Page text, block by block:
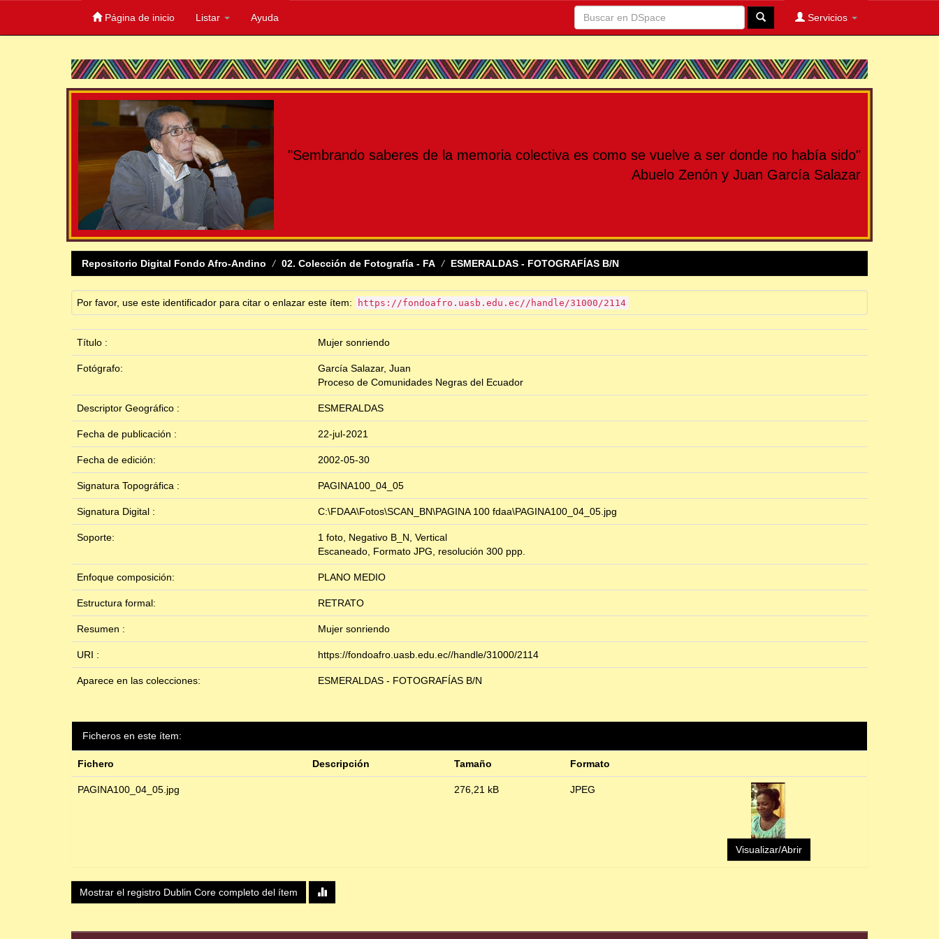
Página de inicio Listar Ayuda Servicios
"Sembrando saberes de la memoria colectiva es como se vuelve a ser donde no había sido"
Abuelo Zenón y Juan García Salazar
Repositorio Digital Fondo Afro-Andino 02. Colección de Fotografía - FA ESMERALDAS - FOTOGRAFÍAS B/N
Por favor, use este identificador para citar o enlazar este ítem: https://fondoafro.uasb.edu.ec//handle/31000/2114
Título : Mujer sonriendo
Fotógrafo:
García Salazar, Juan
Proceso de Comunidades Negras del Ecuador
Descriptor Geográfico : ESMERALDAS
Fecha de publicación : 22-jul-2021
Fecha de edición: 2002-05-30
Signatura Topográfica : PAGINA100_04_05
Signatura Digital : C:\FDAA\Fotos\SCAN_BN\PAGINA 100 fdaa\PAGINA100_04_05.jpg
Soporte:
1 foto, Negativo B_N, Vertical
Escaneado, Formato JPG, resolución 300 ppp.
Enfoque composición: PLANO MEDIO
Estructura formal: RETRATO
Resumen : Mujer sonriendo
URI : https://fondoafro.uasb.edu.ec//handle/31000/2114
Aparece en las colecciones: ESMERALDAS - FOTOGRAFÍAS B/N
Ficheros en este ítem:
Fichero Descripción Tamaño Formato
PAGINA100_04_05.jpg 276,21 kB JPEG
Visualizar/Abrir
Mostrar el registro Dublin Core completo del ítem